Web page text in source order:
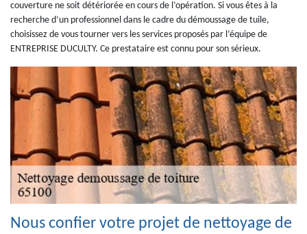
couverture ne soit détériorée en cours de l’opération. Si vous êtes à la
recherche d’un professionnel dans le cadre du démoussage de tuile,
choisissez de vous tourner vers les services proposés par l’équipe de
ENTREPRISE DUCULTY. Ce prestataire est connu pour son sérieux.
Nous confier votre projet de nettoyage de